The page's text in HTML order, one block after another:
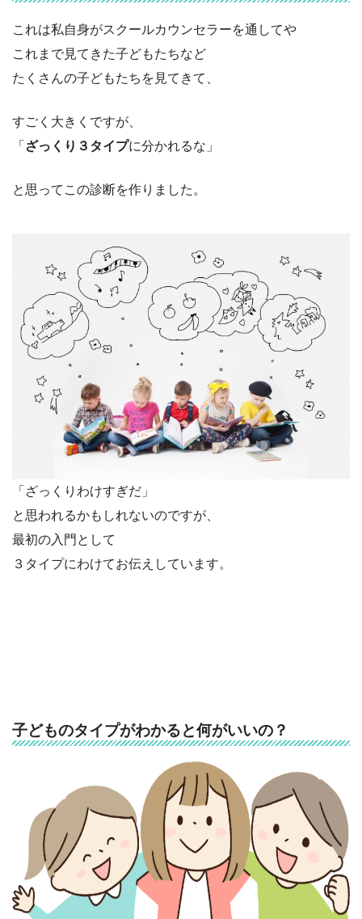
これは私自身がスクールカウンセラーを通してや
これまで見てきた子どもたちなど
たくさんの子どもたちを見てきて、
すごく大きくですが、
「 ざっくり３タイプに分かれるな」
と思ってこの診断を作りました。
「ざっくりわけすぎだ」
と思われるかもしれないのですが、
最初の入門として
３タイプにわけてお伝えしています。
子どものタイプがわかると何がいいの？